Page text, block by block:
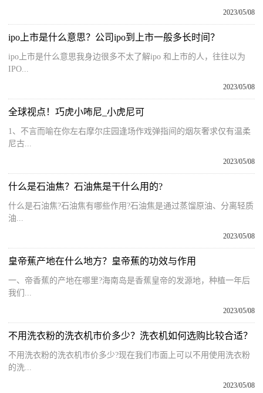
2023/05/08
ipo上市是什么意思？公司ipo到上市一般多长时间？
ipo上市是什么意思我身边很多不太了解ipo 和上市的人，往往以为
IPO...
2023/05/08
全球视点！巧虎小咘尼_小虎尼可
1、不言而喻在你左右摩尔庄园逢场作戏弹指间的烟灰奢求仅有温柔
尼古...
2023/05/08
什么是石油焦？石油焦是干什么用的?
什么是石油焦?石油焦有哪些作用?石油焦是通过蒸馏原油、分离轻质
油...
2023/05/08
皇帝蕉产地在什么地方？皇帝蕉的功效与作用
一、帝香蕉的产地在哪里?海南岛是香蕉皇帝的发源地，种植一年后
我们...
2023/05/08
不用洗衣粉的洗衣机市价多少？洗衣机如何选购比较合适？
不用洗衣粉的洗衣机市价多少?现在我们市面上可以不用使用洗衣粉
的洗...
2023/05/08